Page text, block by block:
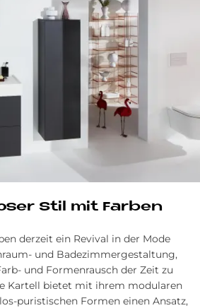
Stil mit Farben
derzeit ein Revival in der Mode
und Badezimmergestaltung,
und Formenrausch der Zeit zu
Kartell bietet mit ihrem modularen
puristischen Formen einen Ansatz,